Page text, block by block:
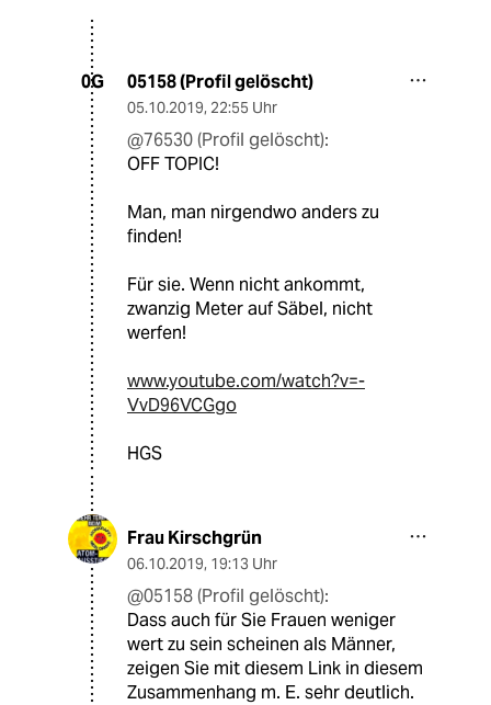
0G 05158 (Profil gelöscht)
05.10.2019, 22:55 Uhr
@76530 (Profil gelöscht):
OFF TOPIC!
Man, man nirgendwo anders zu
finden!
Für sie. Wenn nicht ankommt,
zwanzig Meter auf Säbel, nicht
werfen!
www.youtube.com/watch?v=-
VvD96VCGgo
HGS
Frau Kirschgrün
06.10.2019, 19:13 Uhr
@05158 (Profil gelöscht):
Dass auch für Sie Frauen weniger
wert zu sein scheinen als Männer,
zeigen Sie mit diesem Link in diesem
Zusammenhang m. E. sehr deutlich.